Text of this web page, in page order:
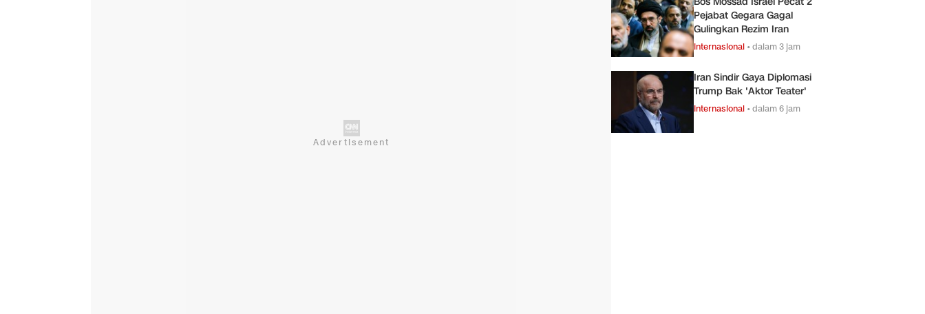
Pejabat Gegara Gagal
Gulingkan Rezim Iran
Internasional •dalam 3 jam
Iran Sindir Gaya Diplomasi
Trump Bak 'Aktor Teater'
Internasional •dalam 6 jam